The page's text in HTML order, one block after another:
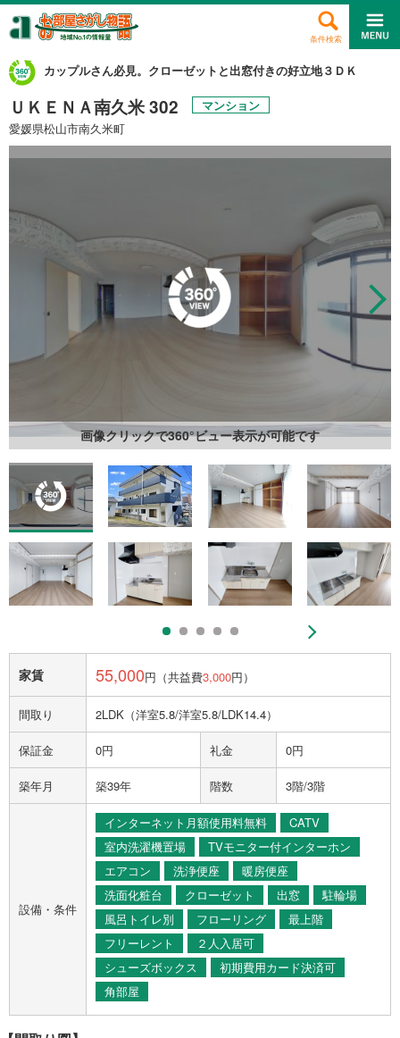
条件検索
カップルさん必見。クローゼットと出窓付きの好立地３ＤＫ
ＵＫＥＮＡ南久米 302
マンション
愛媛県松山市南久米町
画像クリックで360°ビュー表示が可能です
家賃 55,000円（共益費3,000円）
間取り 2LDK（洋室5.8/洋室5.8/LDK14.4）
保証金 0円 礼金 0円
築年月 築39年 階数 3階/3階
設備・条件
インターネット月額使用料無料
CATV
室内洗濯機置場
TVモニター付インターホン
エアコン
洗浄便座
暖房便座
洗面化粧台
クローゼット 出窓
駐輪場
風呂トイレ別
フローリング
最上階
フリーレント
２人入居可
シューズボックス
初期費用カード決済可
角部屋